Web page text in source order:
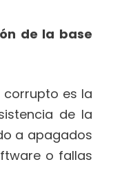
de la base
corrupto es la
de la
a apagados
o fallas